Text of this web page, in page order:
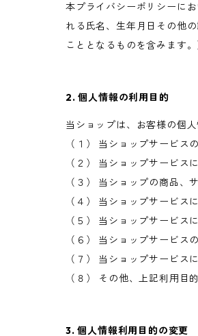
本プライバシーポリシーに
れる氏名、生年月日その他
こととなるものを含みます
2. 個人情報の利用目的
当ショップは、お客様の個
（１） 当ショップサービス
（２） 当ショップサービス
（３） 当ショップの商品、
（４） 当ショップサービ
（５） 当ショップサービス
（６） 当ショップサービス
（７） 当ショップサービ
（８） その他、上記利用目
3. 個人情報利用目的の変更